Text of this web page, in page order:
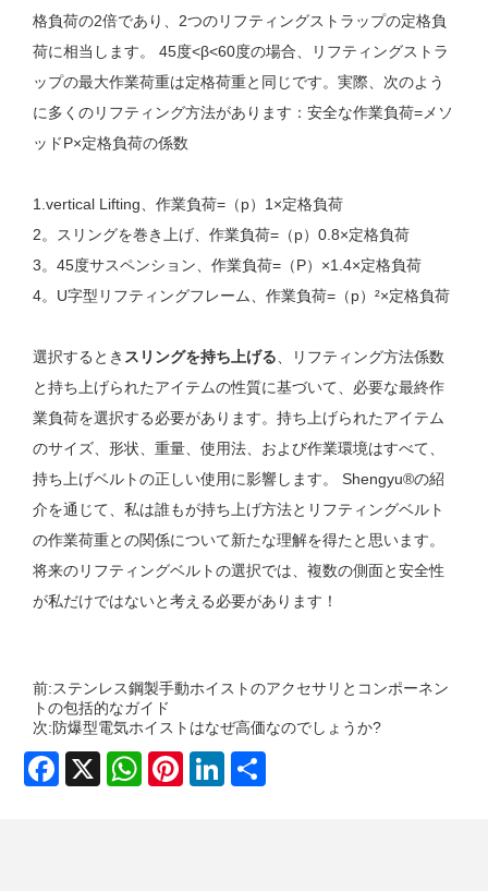
格負荷の2倍であり、2つのリフティングストラップの定格負
荷に相当します。 45度<β<60度の場合、リフティングストラ
ップの最大作業荷重は定格荷重と同じです。実際、次のよう
に多くのリフティング方法があります：安全な作業負荷=メソ
ッドP×定格負荷の係数
1.vertical Lifting、作業負荷=（p）1×定格負荷
2。スリングを巻き上げ、作業負荷=（p）0.8×定格負荷
3。45度サスペンション、作業負荷=（P）×1.4×定格負荷
4。U字型リフティングフレーム、作業負荷=（p）²×定格負荷
選択するとき スリングを持ち上げる 、リフティング方法係数
と持ち上げられたアイテムの性質に基づいて、必要な最終作
業負荷を選択する必要があります。持ち上げられたアイテム
のサイズ、形状、重量、使用法、および作業環境はすべて、
持ち上げベルトの正しい使用に影響します。 Shengyu®の紹
介を通じて、私は誰もが持ち上げ方法とリフティングベルト
の作業荷重との関係について新たな理解を得たと思います。
将来のリフティングベルトの選択では、複数の側面と安全性
が私だけではないと考える必要があります！
前:ステンレス鋼製手動ホイストのアクセサリとコンポーネン
トの包括的なガイド
次:防爆型電気ホイストはなぜ高価なのでしょうか?
Facebook
X WhatsAppPinterestLinkedIn